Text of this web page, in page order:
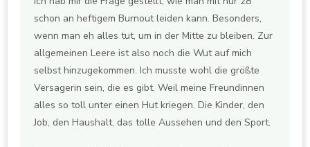
schon an heftigem Burnout leiden kann. Besonders,
wenn man eh alles tut, um in der Mitte zu bleiben. Zur
allgemeinen Leere ist also noch die Wut auf mich
selbst hinzugekommen. Ich musste wohl die größte
Versagerin sein, die es gibt. Weil meine Freundinnen
alles so toll unter einen Hut kriegen. Die Kinder, den
Job, den Haushalt, das tolle Aussehen und den Sport.